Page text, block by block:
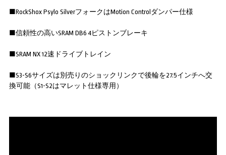
■RockShox Psylo SilverフォークはMotion Controlダンパー仕様
■信頼性の高いSRAM DB6 4ピストンブレーキ
■SRAM NX 12速ドライブトレイン
■S3-S6サイズは別売りのショックリンクで後輪を27.5インチへ交
換可能（S1-S2はマレット仕様専用）